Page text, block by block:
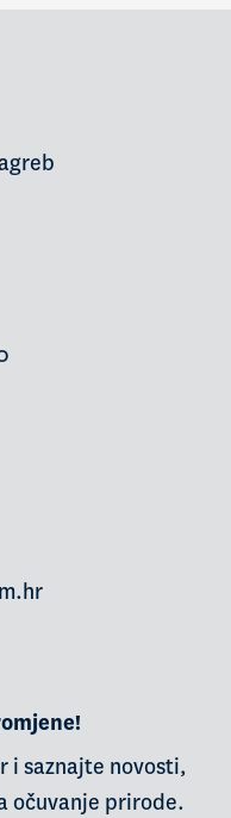
i saznajte novosti,
očuvanje prirode.